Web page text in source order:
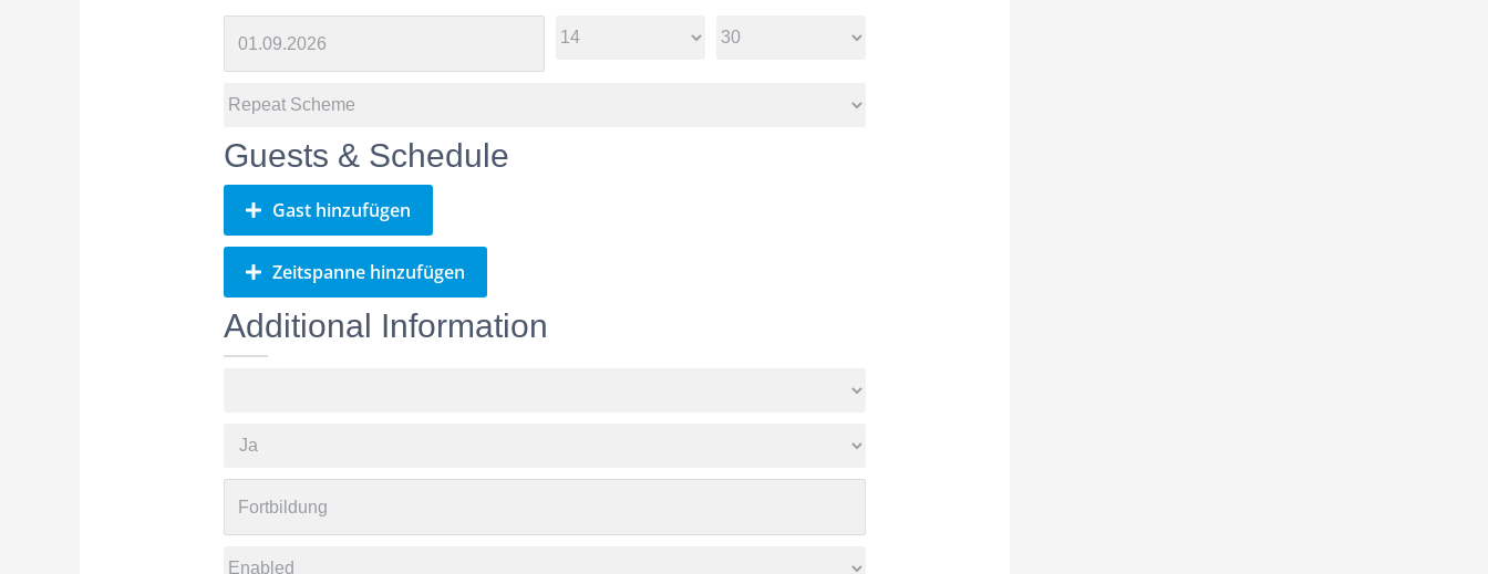
Guests & Schedule
Gast hinzufügen
Zeitspanne hinzufügen
Additional Information